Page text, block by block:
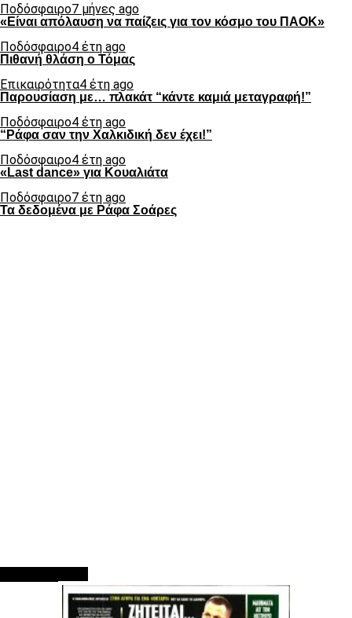
Ποδόσφαιρο7 μήνες ago
«Είναι απόλαυση να παίζεις για τον κόσμο του ΠΑΟΚ»
Ποδόσφαιρο4 έτη ago
Πιθανή θλάση ο Τόμας
Επικαιρότητα4 έτη ago
Παρουσίαση με… πλακάτ “κάντε καμιά μεταγραφή!”
Ποδόσφαιρο4 έτη ago
“Ράφα σαν την Χαλκιδική δεν έχει!”
Ποδόσφαιρο4 έτη ago
«Last dance» για Κουαλιάτα
Ποδόσφαιρο7 έτη ago
Τα δεδομένα με Ράφα Σοάρες